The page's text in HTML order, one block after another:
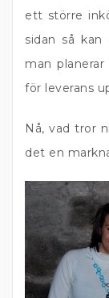
ett större
sidan så
man
för leverans
Nå, vad tror
det en